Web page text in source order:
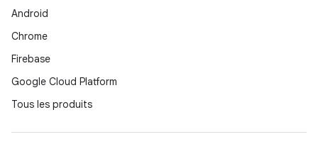
Android
Chrome
Firebase
Google Cloud Platform
Tous les produits